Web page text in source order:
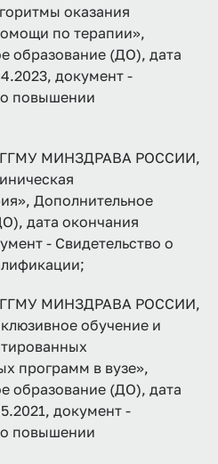
оказания
по терапии»,
образование (ДО), дата
документ -
о повышении
МИНЗДРАВА РОССИИ,
Дополнительное
дата окончания
- Свидетельство о
МИНЗДРАВА РОССИИ,
обучение и
программ в вузе»,
образование (ДО), дата
документ -
о повышении